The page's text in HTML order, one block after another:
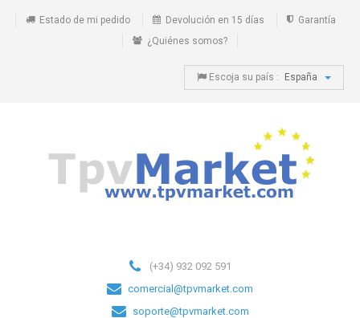
Estado de mi pedido Devolución en 15 días
Garantía
¿Quiénes somos?
Escoja su país : España
(+34) 932 092 591
comercial@tpvmarket.com
soporte@tpvmarket.com